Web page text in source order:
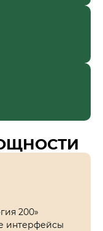
200»
интерфейсы